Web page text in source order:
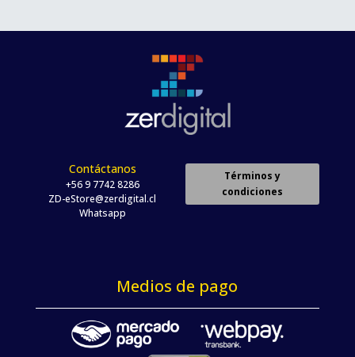
Contáctanos
+56 9 7742 8286
ZD-eStore@zerdigital.cl
Whatsapp
Términos y
condiciones
Medios de pago